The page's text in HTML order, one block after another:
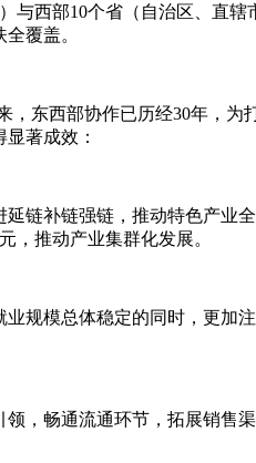
西部10个省（自治区、直
覆盖。
东西部协作已历经30年，
著成效：
链补链强链，推动特色产业
，推动产业集群化发展。
规模总体稳定的同时，更加
，畅通流通环节，拓展销售